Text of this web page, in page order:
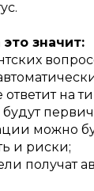
значит:
на
можно
и риски;
получат